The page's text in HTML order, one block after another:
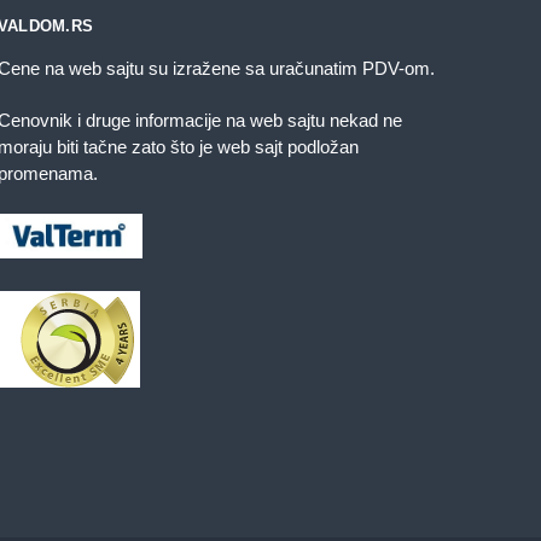
proizvoda.
na web sajtu su izražene sa uračunatim PDV-om.
i druge informacije na web sajtu nekad ne
moraju biti tačne zato što je web sajt podložan
promenama.